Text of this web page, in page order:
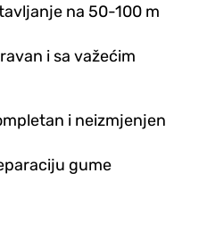
na 50-100 m
i sa važećim
i neizmjenjen
gume